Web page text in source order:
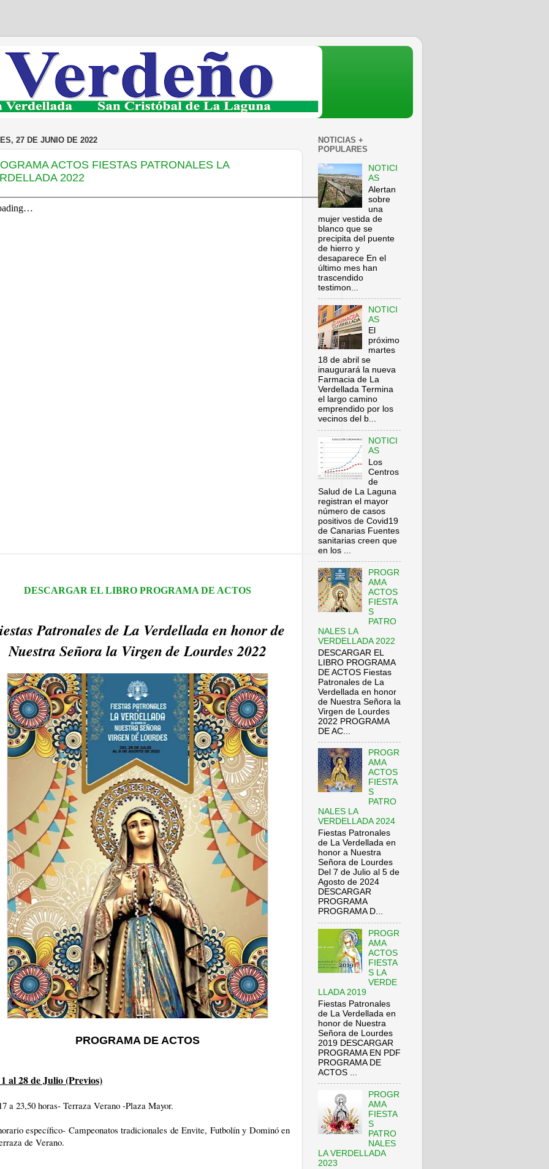
27 DE JUNIO DE 2022
ACTOS FIESTAS PATRONALES LA
2022
DESCARGAR EL LIBRO PROGRAMA DE ACTOS
Patronales de La Verdellada en honor de
Nuestra Señora la Virgen de Lourdes 2022
PROGRAMA DE ACTOS
al 28 de Julio (Previos)
a 23,50 horas- Terraza Verano -Plaza Mayor.
específico- Campeonatos tradicionales de Envite, Futbolín y Dominó en
de Verano.
NOTICIAS +
POPULARES
NOTICI
AS
Alertan
sobre
una
mujer vestida de
blanco que se
precipita del puente
de hierro y
desaparece En el
último mes han
trascendido
testimon...
NOTICI
AS
El
próximo
martes
18 de abril se
inaugurará la nueva
Farmacia de La
Verdellada Termina
el largo camino
emprendido por los
vecinos del b...
NOTICI
AS
Los
Centros
de
Salud de La Laguna
registran el mayor
número de casos
positivos de Covid19
de Canarias Fuentes
sanitarias creen que
en los ...
PROGR
AMA
ACTOS
FIESTA
S
PATRO
NALES LA
VERDELLADA 2022
DESCARGAR EL
LIBRO PROGRAMA
DE ACTOS Fiestas
Patronales de La
Verdellada en honor
de Nuestra Señora la
Virgen de Lourdes
2022 PROGRAMA
DE AC...
PROGR
AMA
ACTOS
FIESTA
S
PATRO
NALES LA
VERDELLADA 2024
Fiestas Patronales
de La Verdellada en
honor a Nuestra
Señora de Lourdes
Del 7 de Julio al 5 de
Agosto de 2024
DESCARGAR
PROGRAMA
PROGRAMA D...
PROGR
AMA
ACTOS
FIESTA
S LA
VERDE
LLADA 2019
Fiestas Patronales
de La Verdellada en
honor de Nuestra
Señora de Lourdes
2019 DESCARGAR
PROGRAMA EN PDF
PROGRAMA DE
ACTOS ...
PROGR
AMA
FIESTA
S
PATRO
NALES
LA VERDELLADA
2023